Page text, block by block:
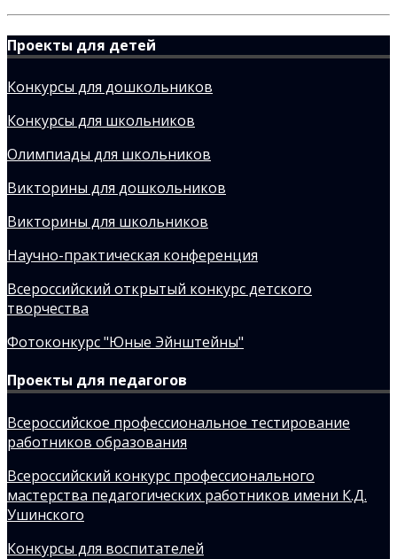
Проекты для детей
Конкурсы для дошкольников
Конкурсы для школьников
Олимпиады для школьников
Викторины для дошкольников
Викторины для школьников
Научно-практическая конференция
Всероссийский открытый конкурс детского
творчества
Фотоконкурс "Юные Эйнштейны"
Проекты для педагогов
Всероссийское профессиональное тестирование
работников образования
Всероссийский конкурс профессионального
мастерства педагогических работников имени К.Д.
Ушинского
Конкурсы для воспитателей